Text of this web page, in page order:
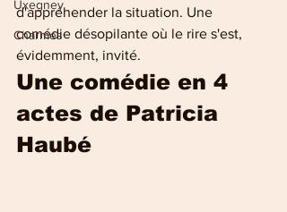
Uxegney
Charmes
d'appréhender la situation. Une
comédie désopilante où le rire s'est,
évidemment, invité.
Une comédie en 4
actes de Patricia
Haubé